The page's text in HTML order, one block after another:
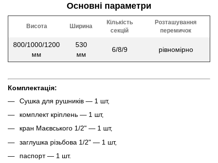
Основні параметри
Висота Ширина
Кількість
секцій
Розташування
перемичок
800/1000/1200
мм
530
мм
6/8/9 рівномірно
Комплектація:
Сушка для рушників — 1 шт,
комплект кріплень — 1 шт,
кран Маєвського 1/2" — 1 шт,
заглушка різьбова 1/2" — 1 шт,
паспорт — 1 шт.